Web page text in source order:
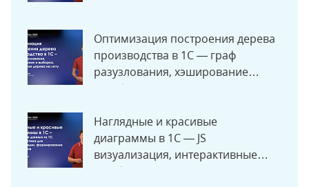
Оптимизация построения дерева
производства в 1С — граф
разузлования, хэширование
и выборка
Наглядные и красивые
диаграммы в 1С — JS
визуализация, интерактивные
дашборды